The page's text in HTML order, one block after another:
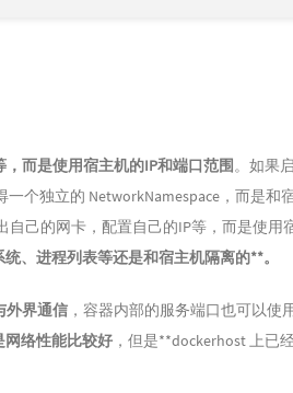
而是使用宿主机的IP和端口范围。如果
个独立的 NetworkNamespace，而是和
自己的网卡，配置自己的IP等，而是使用
、进程列表等还是和宿主机隔离的**。
外界通信 ，容器内部的服务端口也可以使
网络性能比较好 ，但是**dockerhost 上已